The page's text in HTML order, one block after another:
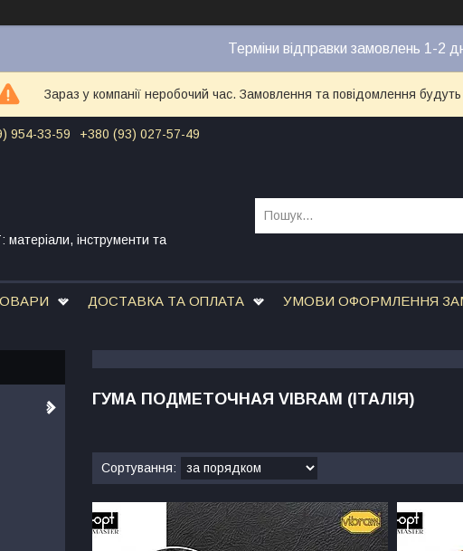
Терміни відправки замовлень 1-2
Зараз у компанії неробочий час. Замовлення та повідомлення
954-33-59 +380 (93) 027-57-49
інструменти та
ДОСТАВКА ТА ОПЛАТА УМОВИ ОФОРМЛЕННЯ
ГУМА ПОДМЕТОЧНАЯ VIBRAM (ІТАЛІЯ)